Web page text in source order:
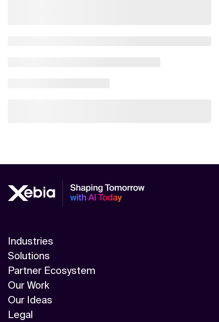
Industries
Solutions
Partner Ecosystem
Our Work
Our Ideas
Legal